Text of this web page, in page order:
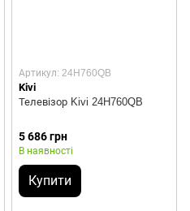
Артикул: 24H760QB
Kivi
Телевізор Kivi 24H760QB
5 686 грн
В наявності
Купити